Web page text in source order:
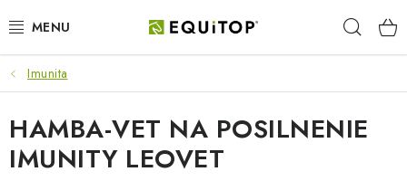
na
JAZDEC
KÔŇ
PONY
Imunita
HAMBA-VET NA POSILNENIE
IMUNITY LEOVET